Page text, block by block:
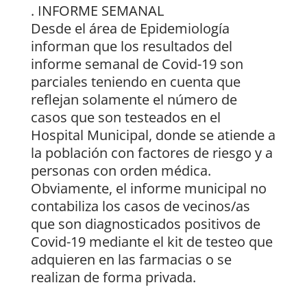
. INFORME SEMANAL
Desde el área de Epidemiología
informan que los resultados del
informe semanal de Covid-19 son
parciales teniendo en cuenta que
reflejan solamente el número de
casos que son testeados en el
Hospital Municipal, donde se atiende a
la población con factores de riesgo y a
personas con orden médica.
Obviamente, el informe municipal no
contabiliza los casos de vecinos/as
que son diagnosticados positivos de
Covid-19 mediante el kit de testeo que
adquieren en las farmacias o se
realizan de forma privada.